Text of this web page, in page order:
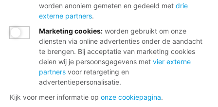
worden anoniem gemeten en gedeeld met drie
externe partners.
Marketing cookies: worden gebruikt om onze
diensten via online advertenties onder de aandacht
te brengen. Bij acceptatie van marketing cookies
delen wij je persoonsgegevens met vier externe
partners voor retargeting en
advertentiepersonalisatie.
Kijk voor meer informatie op onze cookiepagina.